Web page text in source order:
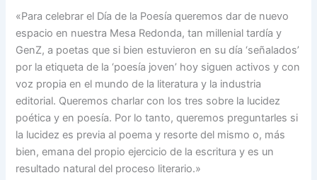
«Para celebrar el Día de la Poesía queremos dar de nuevo
espacio en nuestra Mesa Redonda, tan millenial tardía y
GenZ, a poetas que si bien estuvieron en su día ‘señalados’
por la etiqueta de la ‘poesía joven’ hoy siguen activos y con
voz propia en el mundo de la literatura y la industria
editorial. Queremos charlar con los tres sobre la lucidez
poética y en poesía. Por lo tanto, queremos preguntarles si
la lucidez es previa al poema y resorte del mismo o, más
bien, emana del propio ejercicio de la escritura y es un
resultado natural del proceso literario.»